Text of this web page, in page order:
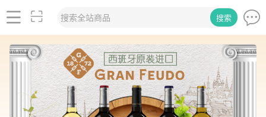
搜索全站商品 搜索